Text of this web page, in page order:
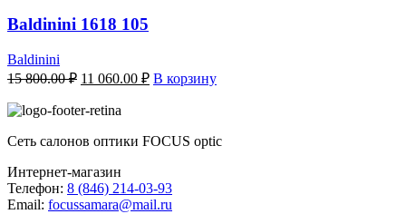
Baldinini 1618 105
Baldinini
15 800.00₽ Первоначальная
составляла
800.00 ₽.
11 060.00 ₽Текущая
цена:
В корзину
Сеть салонов оптики FOCUS optic
Интернет-магазин
Телефон: 8 (846) 214-03-93
Email: focussamara@mail.ru